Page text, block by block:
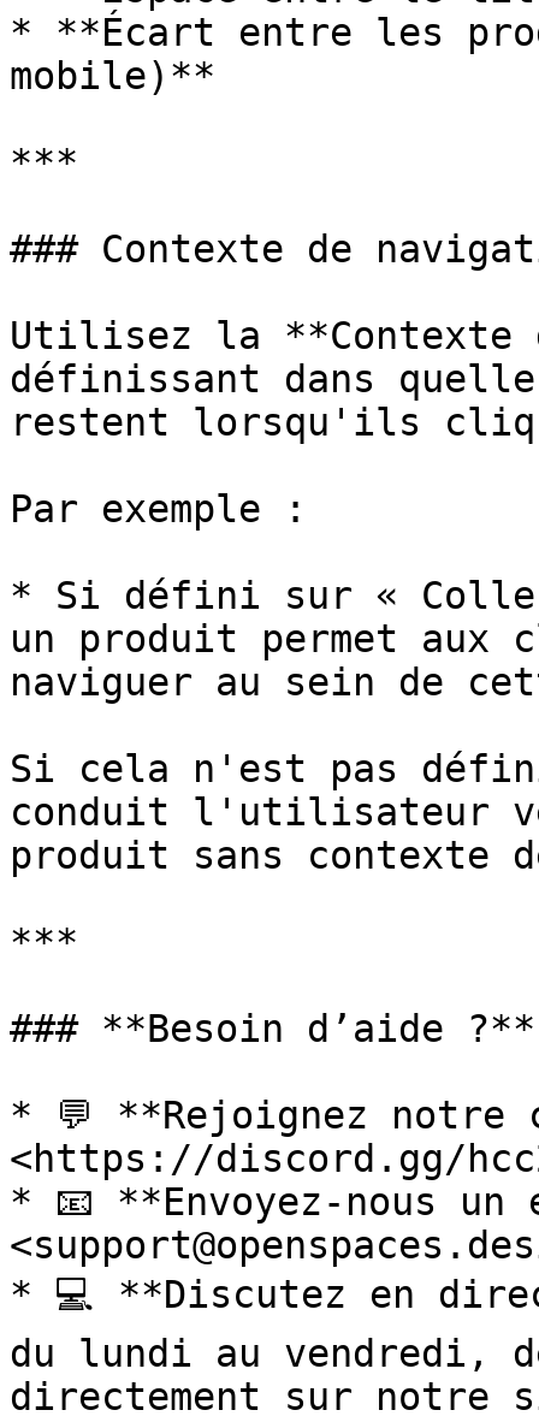
* **Écart entre les
mobile)**
***
### Contexte de
Utilisez la **Contexte
définissant dans
restent lorsqu'ils
Par exemple :
* Si défini sur «
un produit permet aux
naviguer au sein de
Si cela n'est pas
conduit l'utilisateur
produit sans contexte
***
### **Besoin d’aide ?**
* 💬 **Rejoignez notre
<https://discord.gg/
* 📧 **Envoyez-nous
* 💻 **Discutez en
du lundi au vendredi,
directement sur notre